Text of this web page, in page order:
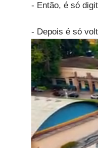
- Então, é só
- Depois é só